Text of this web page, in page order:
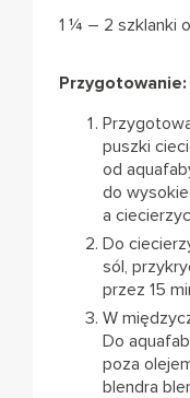
1 ¼ – 2 szklanki
Przygotowanie:
puszki
od
do
a
Do
sól,
przez 15
W
Do
poza
blendra